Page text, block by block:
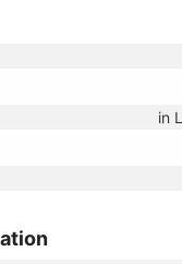
in